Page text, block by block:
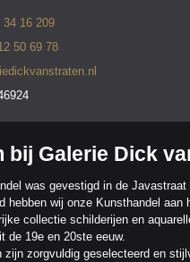
34 16 209
50 69 78
bij Galerie Dick
was gevestigd in de Javastraat
hebben wij onze Kunsthandel aan
collectie schilderijen en
de 19e en 20ste eeuw.
zijn zorgvuldig geselecteerd en